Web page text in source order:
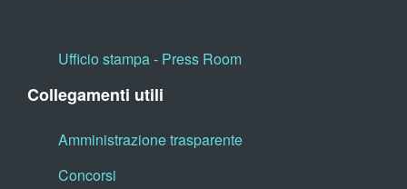
Ufficio stampa - Press Room
Collegamenti utili
Amministrazione trasparente
Concorsi